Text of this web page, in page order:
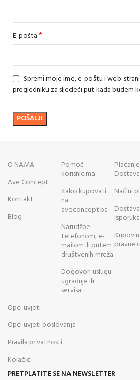
E-pošta*
Spremi moje ime, e-poštu i web-
pregledniku za sljedeći put kada budem
O NAMA
Ave Concept
Kontakt
Blog
Pomoć
korisnicima
Kako kupovati
na
aveconcept.ba
Narudžbe
telefonom, e-
mailom ili putem
društvenih mreža
Dogovori uslugu
ugradnje ili
servisa
Dostava
Načini
isporuka
pravne
Opći uvjeti
Opći uvjeti poslovanja
Pravila privatnosti
Kolačići
PRETPLATITE SE NA NEWSLETTER